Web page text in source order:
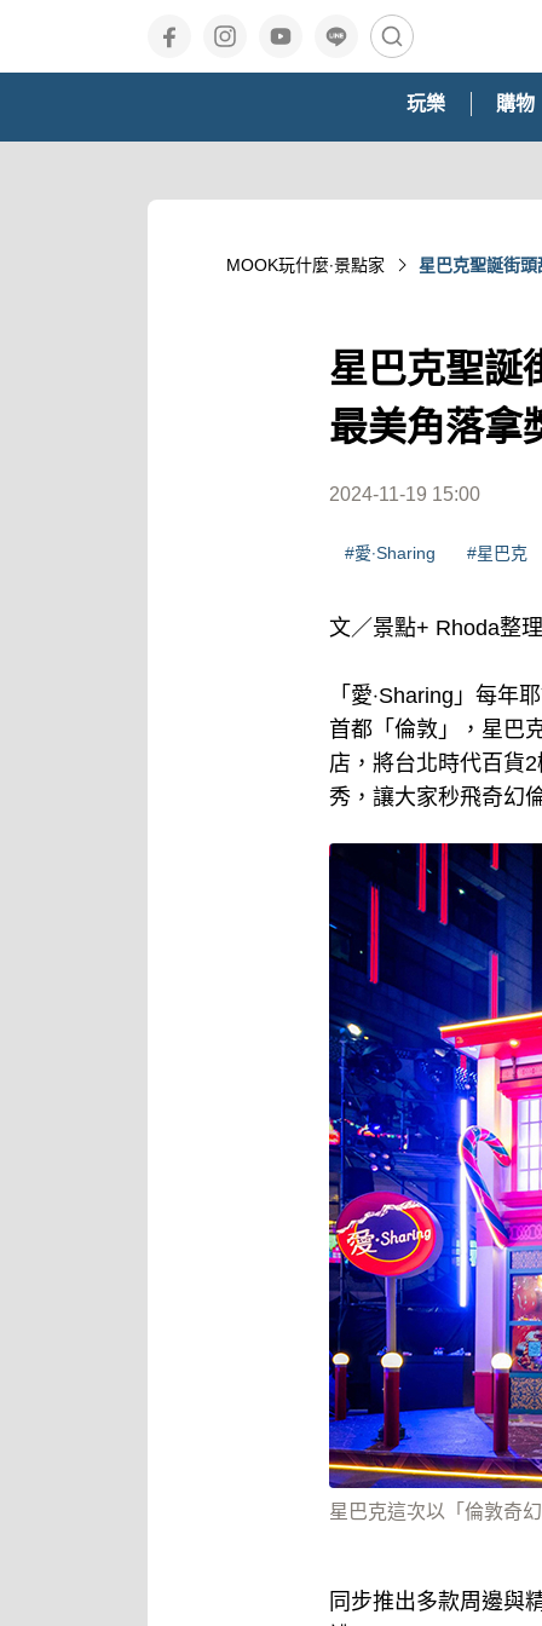
玩樂 購物
MOOK玩什麼‧景點家 星巴克聖誕街
星巴克聖誕
最美角落拿
2024-11-19 15:00
#愛‧Sharing #星巴克
文／景點+ Rhoda整
「愛‧Sharing」每年
首都「倫敦」，星巴
店，將台北時代百貨
秀，讓大家秒飛奇幻
星巴克這次以「倫敦奇
同步推出多款周邊與